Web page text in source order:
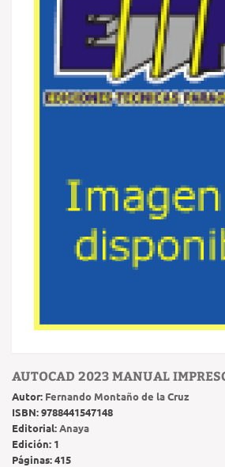
AUTOCAD 2023 MANUAL
Autor: Fernando Montaño de la Cruz
ISBN:9788441547148
Editorial:Anaya
Edición: 1
Páginas:415